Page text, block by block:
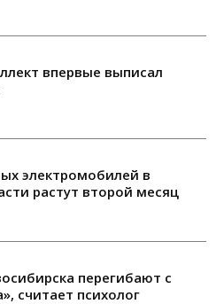
впервые выписал
электромобилей в
растут второй месяц
перегибают с
считает психолог